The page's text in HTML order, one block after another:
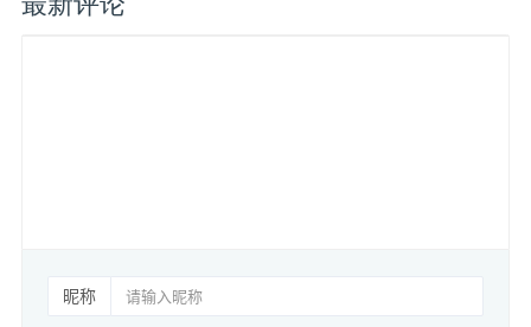
昵称